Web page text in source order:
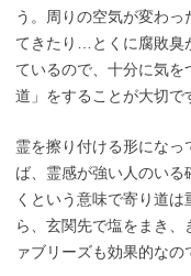
う。周りの空気が変わっ
てきたり…とくに腐敗臭
ているので、十分に気を
道」をすることが大切で
霊を擦り付ける形にな
ば、霊感が強い人のい
くという意味で寄り道
ら、玄関先で塩をまき
ァブリーズも効果的なの